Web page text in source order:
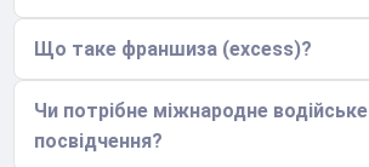
Що таке франшиза (excess)?
Чи потрібне міжнародне водійське
посвідчення?